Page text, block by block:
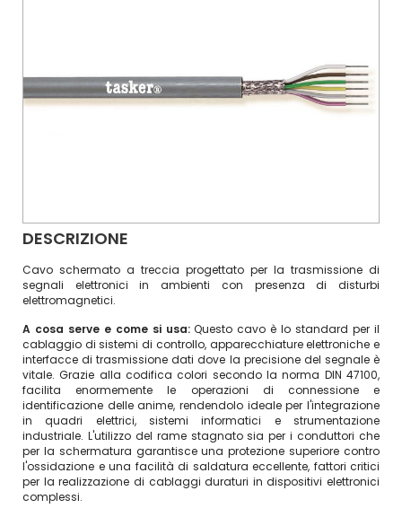
DESCRIZIONE
Cavo schermato a treccia progettato per la trasmissione di
segnali elettronici in ambienti con presenza di disturbi
elettromagnetici.
A cosa serve e come si usa:Questo cavo è lo standard per il
cablaggio di sistemi di controllo, apparecchiature elettroniche e
interfacce di trasmissione dati dove la precisione del segnale è
vitale. Grazie alla codifica colori secondo la norma DIN 47100,
facilita enormemente le operazioni di connessione e
identificazione delle anime, rendendolo ideale per l'integrazione
in quadri elettrici, sistemi informatici e strumentazione
industriale. L'utilizzo del rame stagnato sia per i conduttori che
per la schermatura garantisce una protezione superiore contro
l'ossidazione e una facilità di saldatura eccellente, fattori critici
per la realizzazione di cablaggi duraturi in dispositivi elettronici
complessi.